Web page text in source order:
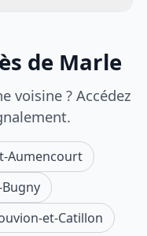
de Marle
voisine ? Accédez
Aumencourt
et-Catillon